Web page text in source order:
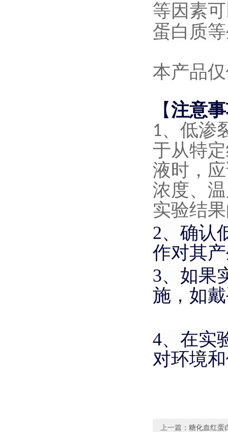
等因素
蛋白质
本产品
【注意
1、 低渗
于从特
液时，
浓度、
实验结
2、 确认
作对其
3、 如果
施，如
4、 在实
对环境
上一篇： 糖化血红蛋